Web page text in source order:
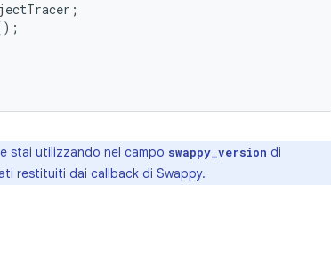
;
stai utilizzando nel campo swappy_version di
restituiti dai callback di Swappy.